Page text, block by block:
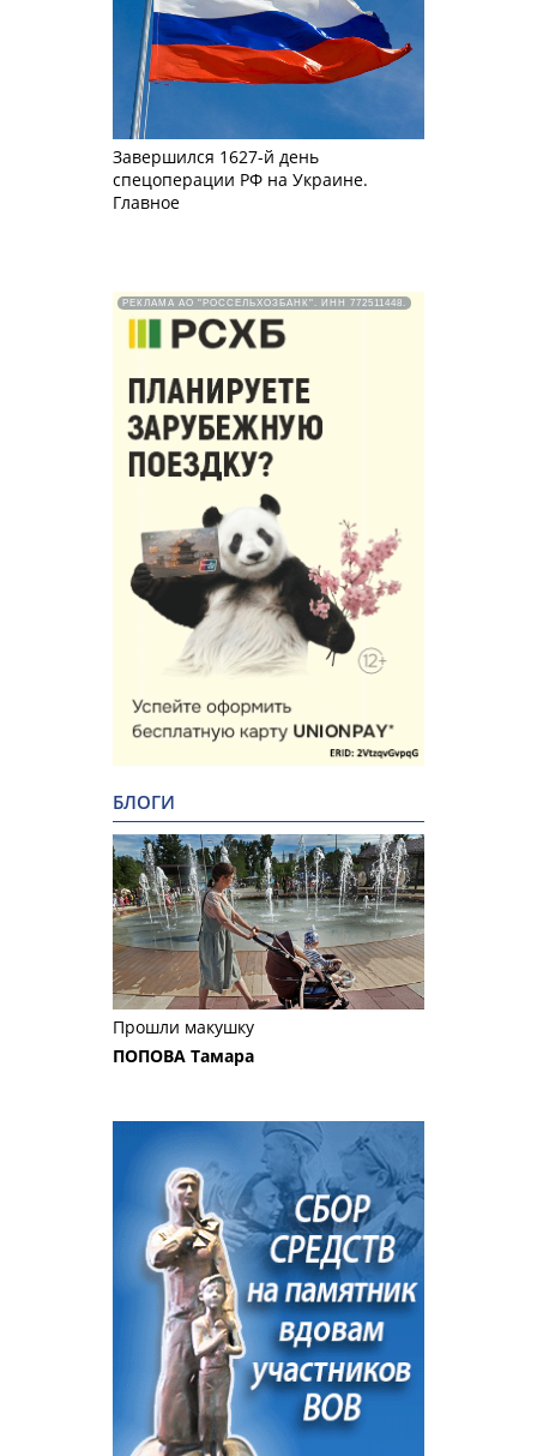
Завершился 1627-й день
спецоперации РФ на Украине.
Главное
РЕКЛАМА АО "РОССЕЛЬХОЗБАНК". ИНН 772511448.
БЛОГИ
Прошли макушку
ПОПОВА Тамара